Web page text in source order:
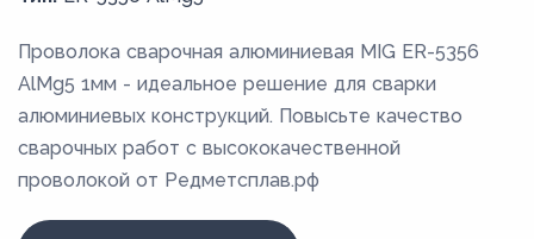
Проволока сварочная алюминиевая MIG ER-5356
AlMg5 1мм - идеальное решение для сварки
алюминиевых конструкций. Повысьте качество
сварочных работ с высококачественной
проволокой от Редметсплав.рф